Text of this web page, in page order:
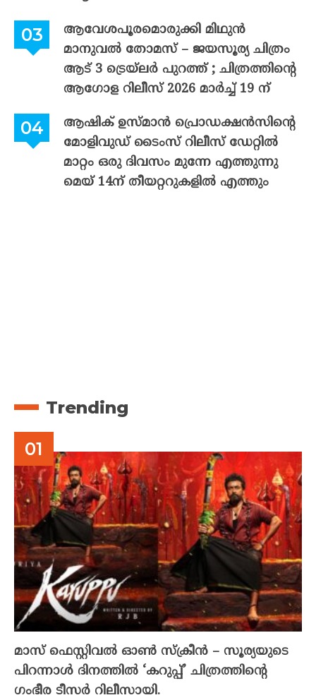
ആവേശപൂരമൊരുക്കി മിഥുൻ
മാനുവൽ തോമസ് – ജയസൂര്യ ചിത്രം
ആട് 3 ട്രെയ്‌ലർ പുറത്ത് ; ചിത്രത്തിന്റെ
ആഗോള റിലീസ് 2026 മാർച്ച് 19 ന്
ആഷിക് ഉസ്മാൻ പ്രൊഡക്ഷൻസിന്റെ
മോളിവുഡ് ടൈംസ് റിലീസ് ഡേറ്റിൽ
മാറ്റം ഒരു ദിവസം മുന്നേ എത്തുന്നു
മെയ് 14ന് തീയറ്ററുകളിൽ എത്തും
Trending
മാസ് ഫെസ്റ്റിവൽ ഓൺ സ്‌ക്രീൻ – സൂര്യയുടെ
പിറന്നാൾ ദിനത്തിൽ ‘കറുപ്പ്’ ചിത്രത്തിന്റെ
ഗംഭീര ടീസർ റിലീസായി.